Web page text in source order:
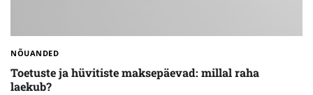
NÕUANDED
Toetuste ja hüvitiste maksepäevad: millal raha
laekub?